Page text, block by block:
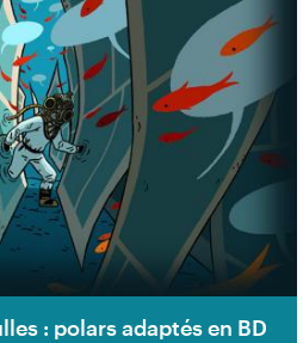
: polars adaptés en BD